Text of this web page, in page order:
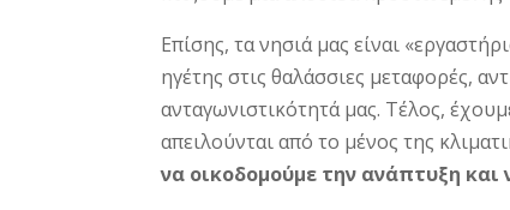
Επίσης, τα νησιά μας είναι
ηγέτης στις θαλάσσιες μεταφορές,
ανταγωνιστικότητά μας. Τέλος,
απειλούνται από το μένος της
να οικοδομούμε την ανάπτυξη